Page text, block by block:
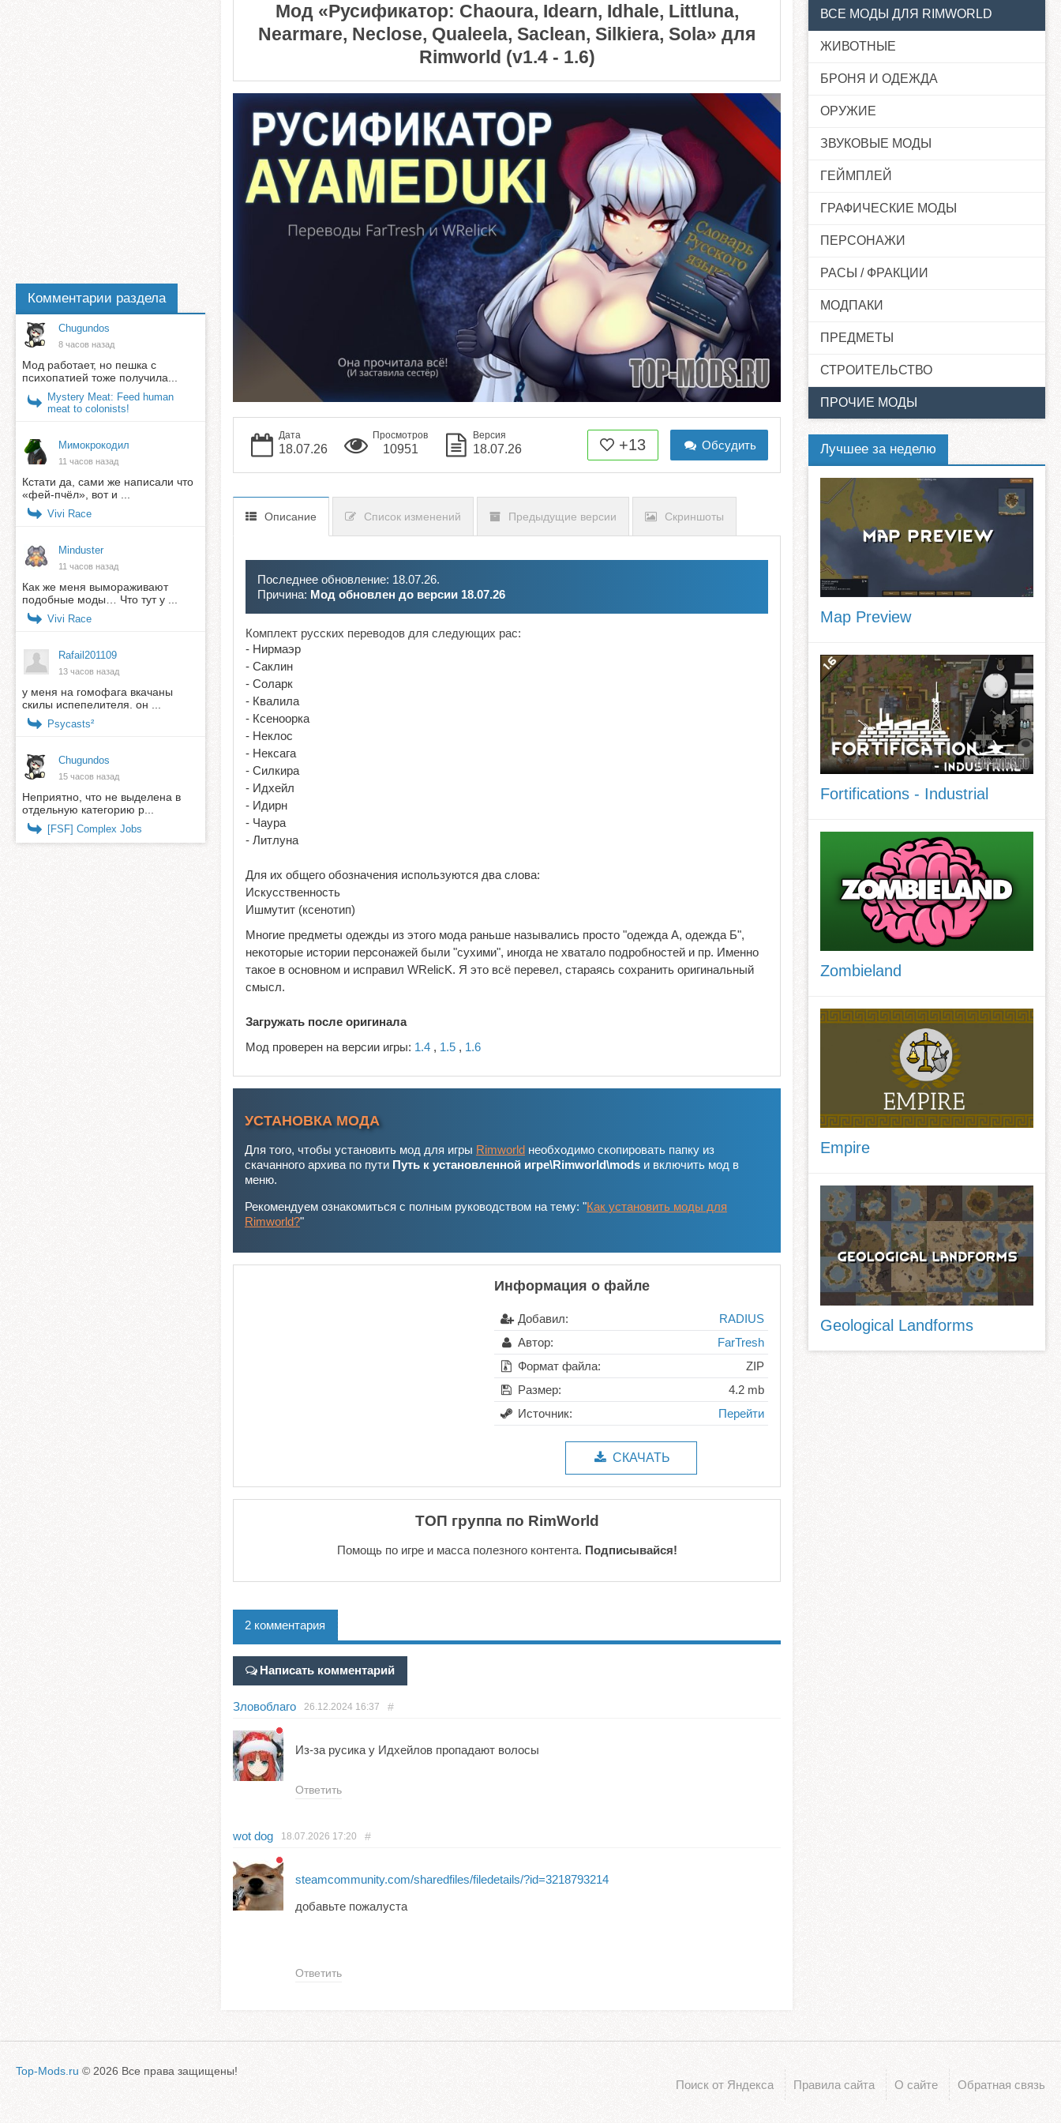
Мод «Русификатор: Chaoura, Idearn, Idhale, Littluna,
Nearmare, Neclose, Qualeela, Saclean, Silkiera, Sola» для
Rimworld (v1.4 - 1.6)
Дата
18.07.26
Просмотров
10951
Версия
18.07.26 +13 Обсудить
Описание Список изменений Предыдущие версии Скриншоты
Последнее обновление: 18.07.26.
Причина: Мод обновлен до версии 18.07.26
Комплект русских переводов для следующих рас:
- Нирмаэр
- Саклин
- Соларк
- Квалила
- Ксеноорка
- Неклос
- Нексага
- Силкира
- Идхейл
- Идирн
- Чаура
- Литлуна
Для их общего обозначения используются два слова:
Искусственность
Ишмутит (ксенотип)
Многие предметы одежды из этого мода раньше назывались просто "одежда А, одежда Б",
некоторые истории персонажей были "сухими", иногда не хватало подробностей и пр. Именно
такое в основном и исправил WRelicK. Я это всё перевел, стараясь сохранить оригинальный
смысл.
Загружать после оригинала
Мод проверен на версии игры: 1.4 , 1.5 , 1.6
УСТАНОВКА МОДА
Для того, чтобы установить мод для игры Rimworld необходимо скопировать папку из
скачанного архива по пути Путь к установленной игре\Rimworld\mods и включить мод в
меню.
Рекомендуем ознакомиться с полным руководством на тему: "Как установить моды для
Rimworld?"
Информация о файле
Добавил:
RADIUS
Автор:
FarTresh
Формат файла:
ZIP
Размер:
4.2 mb
Источник:
Перейти
СКАЧАТЬ
ТОП группа по RimWorld
Помощь по игре и масса полезного контента. Подписывайся!
2 комментария
Написать комментарий
Зловоблаго 26.12.2024 16:37 #
Из-за русика у Идхейлов пропадают волосы
Ответить
wot dog 18.07.2026 17:20 #
steamcommunity.com/sharedfiles/filedetails/?id=3218793214
добавьте пожалуста
Ответить
Комментарии раздела
Chugundos
8 часов назад
Мод работает, но пешка с
психопатией тоже получила...
Mystery Meat: Feed human
meat to colonists!
Мимокрокодил
11 часов назад
Кстати да, сами же написали что
«фей-пчёл», вот и ...
Vivi Race
Minduster
11 часов назад
Как же меня вымораживают
подобные моды… Что тут у ...
Vivi Race
Rafail201109
13 часов назад
у меня на гомофага вкачаны
скилы испепелителя. он ...
Psycasts²
Chugundos
15 часов назад
Неприятно, что не выделена в
отдельную категорию р...
[FSF] Complex Jobs
ВСЕ МОДЫ ДЛЯ RIMWORLD
ЖИВОТНЫЕ
БРОНЯ И ОДЕЖДА
ОРУЖИЕ
ЗВУКОВЫЕ МОДЫ
ГЕЙМПЛЕЙ
ГРАФИЧЕСКИЕ МОДЫ
ПЕРСОНАЖИ
РАСЫ / ФРАКЦИИ
МОДПАКИ
ПРЕДМЕТЫ
СТРОИТЕЛЬСТВО
ПРОЧИЕ МОДЫ
Лучшее за неделю
Map Preview
Fortifications - Industrial
Zombieland
Empire
Geological Landforms
Поиск от Яндекса Правила сайта О сайте Обратная связь
Top-Mods.ru © 2026 Все права защищены!